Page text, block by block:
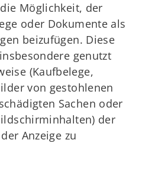
Möglichkeit, der
oder Dokumente als
beizufügen. Diese
genutzt
(Kaufbelege,
von gestohlenen
Sachen oder
der
Anzeige zu